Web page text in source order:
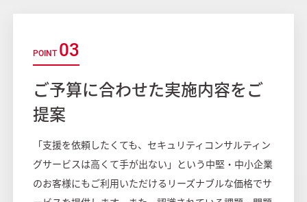
03
ご予算に合わせた実施内容をご
提案
「支援を依頼したくても、セキュリティコンサルティン
グサービスは高くて手が出ない」という中堅・中小企業
のお客様にもご利用いただけるリーズナブルな価格でサ